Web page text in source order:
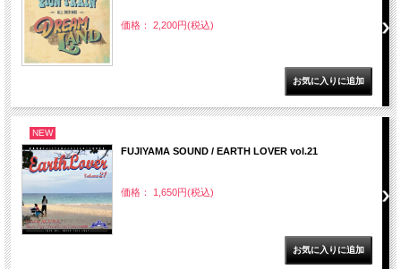
価格： 2,200円(税込)
NEW
FUJIYAMA SOUND / EARTH LOVER vol.21
価格： 1,650円(税込)